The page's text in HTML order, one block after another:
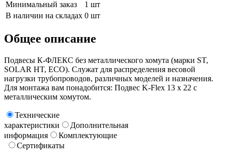
Минимальный заказ
1 шт
В наличии на складах 0 шт
Общее описание
Подвесы К-ФЛЕКС без металлического хомута (марки ST,
SOLAR HT, ECO). Служат для распределения весовой
нагрузки трубопроводов, различных моделей и назначения.
Для монтажа вам понадобится: Подвес K-Flex 13 х 22 с
металлическим хомутом.
Технические
характеристики
Дополнительная
информация
Комплектующие
Сертификаты